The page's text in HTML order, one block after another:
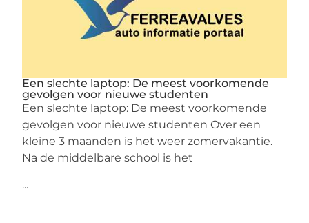
Een slechte laptop: De meest voorkomende
gevolgen voor nieuwe studenten
Een slechte laptop: De meest voorkomende
gevolgen voor nieuwe studenten Over een
kleine 3 maanden is het weer zomervakantie.
Na de middelbare school is het
...